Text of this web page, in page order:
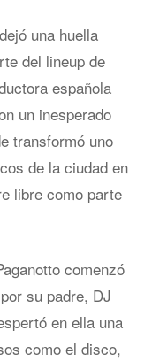
una huella
del lineup de
española
un inesperado
transformó uno
de la ciudad en
libre como parte
comenzó
su padre, DJ
en ella una
como el disco,